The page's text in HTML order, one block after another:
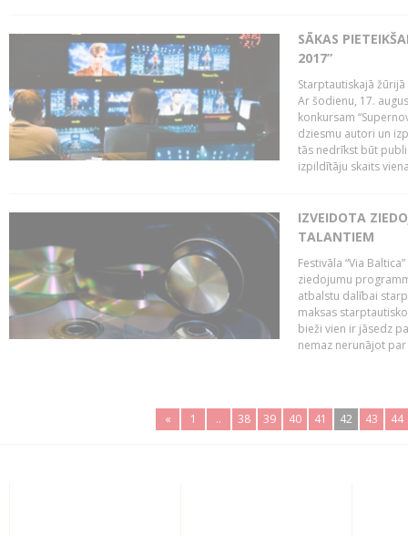
SĀKAS
2017”
Starptautiskajā
Ar šodienu, 17.
konkursam
dziesmu autori un
tās nedrīkst būt
izpildītāju skaits
IZVEIDOTA
TALANTIEM
Festivāla “Via
ziedojumu
atbalstu dalībai
maksas
bieži vien ir jāsedz
nemaz nerunājot
« 1 .. 38 39 40 41 42 43 44